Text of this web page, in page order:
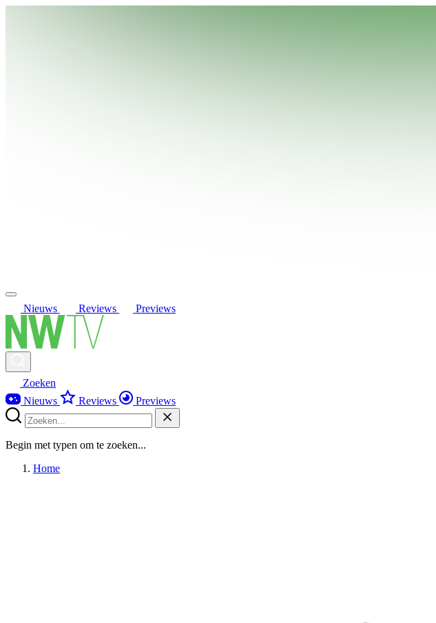
Nieuws Reviews Previews
Zoeken
Nieuws
Reviews Previews
Begin met typen om te zoeken...
Home